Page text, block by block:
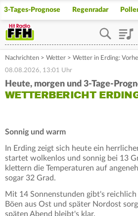
3-Tages-Prognose Regenradar
Nachrichten > Wetter > Wetter in Erding:
08.08.2026, 13:01 Uhr
Heute, morgen und 3-Tage-
WETTERBERICHT
Sonnig und warm
In Erding zeigt sich heute ein
startet wolkenlos und sonnig bei 13
klettern die Temperaturen auf
sogar 32 Grad.
Mit 14 Sonnenstunden gibt's reichlich
Böen aus Ost und später Nordost
späten Abend bleibt's klar.